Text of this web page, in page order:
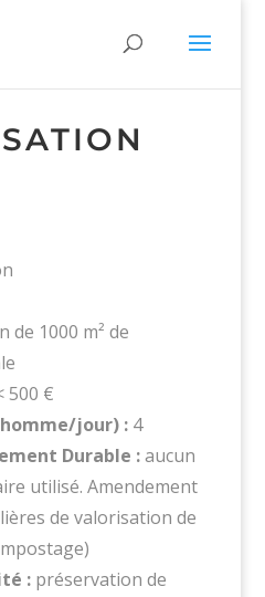
1000 m² de
500 €
jour) :4
Durable :aucun
utilisé. Amendement
de valorisation de
:préservation de